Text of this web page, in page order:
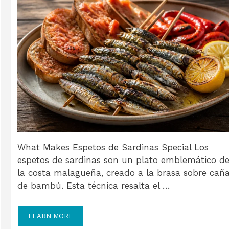
What Makes Espetos de Sardinas Special Los
espetos de sardinas son un plato emblemático
la costa malagueña, creado a la brasa sobre
de bambú. Esta técnica resalta el …
LEARN MORE